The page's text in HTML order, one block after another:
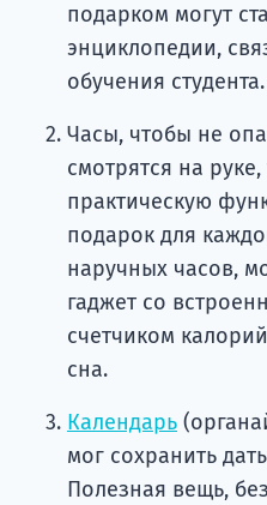
подарком могут
энциклопедии,
обучения студента.
Часы, чтобы не
смотрятся на
практическую
подарок для
наручных часов,
гаджет со
счетчиком
сна.
Календарь
мог сохранить
Полезная вещь,